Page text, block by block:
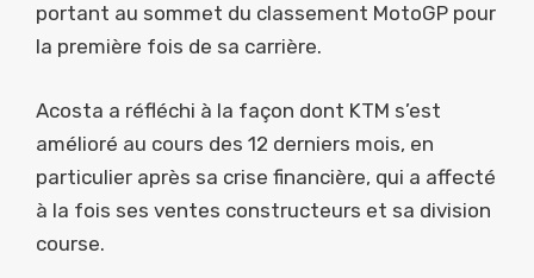
portant au sommet du classement MotoGP pour
la première fois de sa carrière.
Acosta a réfléchi à la façon dont KTM s’est
amélioré au cours des 12 derniers mois, en
particulier après sa crise financière, qui a affecté
à la fois ses ventes constructeurs et sa division
course.